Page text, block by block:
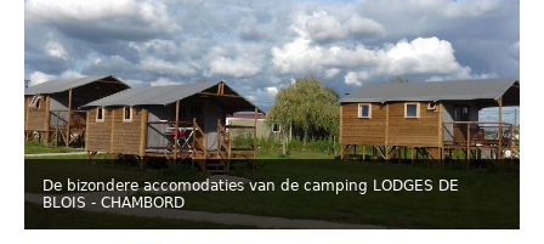
De bizondere accomodaties van de camping LODGES DE
BLOIS - CHAMBORD